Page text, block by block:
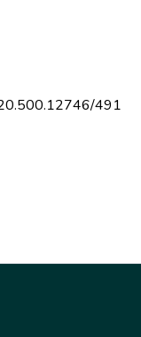
20.500.12746/491